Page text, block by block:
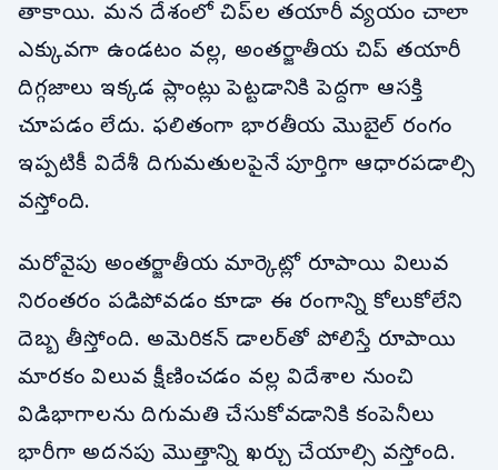
తాకాయి. మన దేశంలో చిప్‌ల తయారీ వ్యయం చాలా
ఎక్కువగా ఉండటం వల్ల, అంతర్జాతీయ చిప్ తయారీ
దిగ్గజాలు ఇక్కడ ప్లాంట్లు పెట్టడానికి పెద్దగా ఆసక్తి
చూపడం లేదు. ఫలితంగా భారతీయ మొబైల్ రంగం
ఇప్పటికీ విదేశీ దిగుమతులపైనే పూర్తిగా ఆధారపడాల్సి
వస్తోంది.
మరోవైపు అంతర్జాతీయ మార్కెట్లో రూపాయి విలువ
నిరంతరం పడిపోవడం కూడా ఈ రంగాన్ని కోలుకోలేని
దెబ్బ తీస్తోంది. అమెరికన్ డాలర్‌తో పోలిస్తే రూపాయి
మారకం విలువ క్షీణించడం వల్ల విదేశాల నుంచి
విడిభాగాలను దిగుమతి చేసుకోవడానికి కంపెనీలు
భారీగా అదనపు మొత్తాన్ని ఖర్చు చేయాల్సి వస్తోంది.